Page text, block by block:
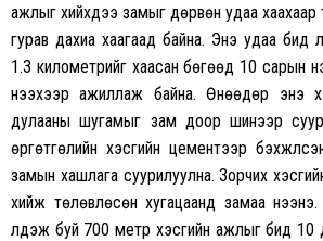
ажлыг хийхдээ замыг дөрвөн удаа
гурав дахиа хаагаад байна. Энэ удаа бид
1.3 километрийг хаасан бөгөөд 10 сарын
нээхээр ажиллаж байна. Өнөөдөр энэ
дулааны шугамыг зам доор шинээр
өргөтгөлийн хэсгийн цементээр
замын хашлага суурилуулна. Зорчих
хийж төлөвлөсөн хугацаанд замаа
үлдэж буй 700 метр хэсгийн ажлыг бид 10